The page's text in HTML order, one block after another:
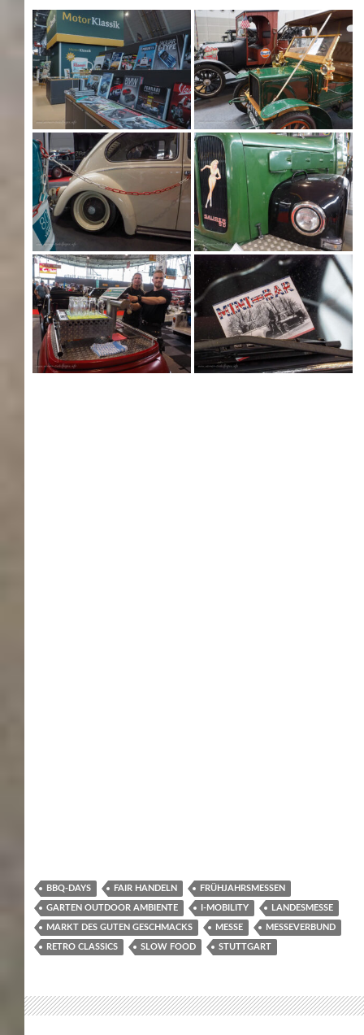
BBQ-DAYS FAIR HANDELN FRÜHJAHRSMESSEN
GARTEN OUTDOOR AMBIENTE I-MOBILITY LANDESMESSE
MARKT DES GUTEN GESCHMACKS MESSE MESSEVERBUND
RETRO CLASSICS SLOW FOOD STUTTGART